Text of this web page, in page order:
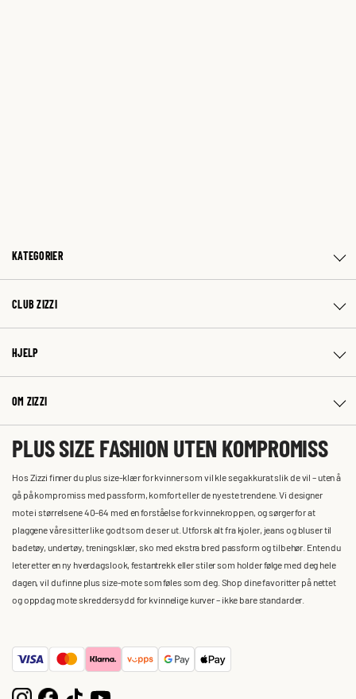
KATEGORIER
CLUB ZIZZI
HJELP
OM ZIZZI
PLUS SIZE FASHION UTEN KOMPROMISS
Hos Zizzi finner du plus size-klær for kvinner som vil kle seg akkurat slik de vil – uten å
gå på kompromiss med passform, komfort eller de nyeste trendene. Vi designer
mote i størrelsene 40–64 med en forståelse for kvinnekroppen, og sørger for at
plaggene våre sitter like godt som de ser ut. Utforsk alt fra kjoler, jeans og bluser til
badetøy, undertøy, treningsklær, sko med ekstra bred passform og tilbehør. Enten du
leter etter en ny hverdagslook, festantrekk eller stiler som holder følge med deg hele
dagen, vil du finne plus size-mote som føles som deg. Shop dine favoritter på nettet
og oppdag mote skreddersydd for kvinnelige kurver – ikke bare standarder.